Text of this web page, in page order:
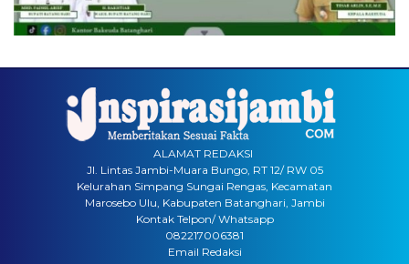
ALAMAT REDAKSI
Jl. Lintas Jambi-Muara Bungo, RT 12/ RW 05
Kelurahan Simpang Sungai Rengas, Kecamatan
Marosebo Ulu, Kabupaten Batanghari, Jambi
Kontak Telpon/ Whatsapp
082217006381
Email Redaksi